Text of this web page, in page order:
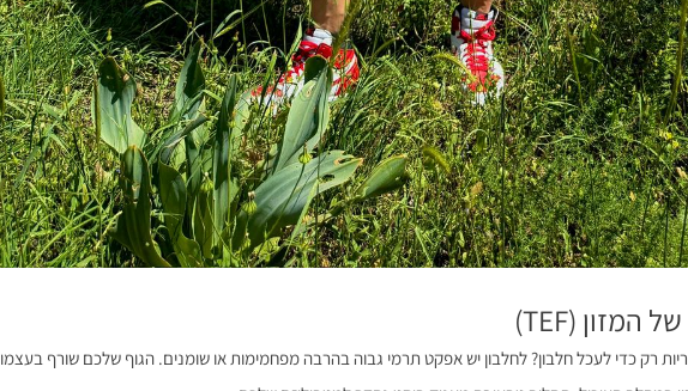
רק כדי לעכל חלבון? לחלבון יש אפקט תרמי גבוה בהרבה מפחמימות או שומנים. הגוף שלכם שורף בעצמו